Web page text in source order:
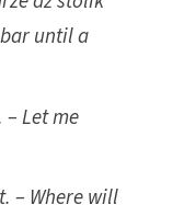
until a
Let me
– Where will